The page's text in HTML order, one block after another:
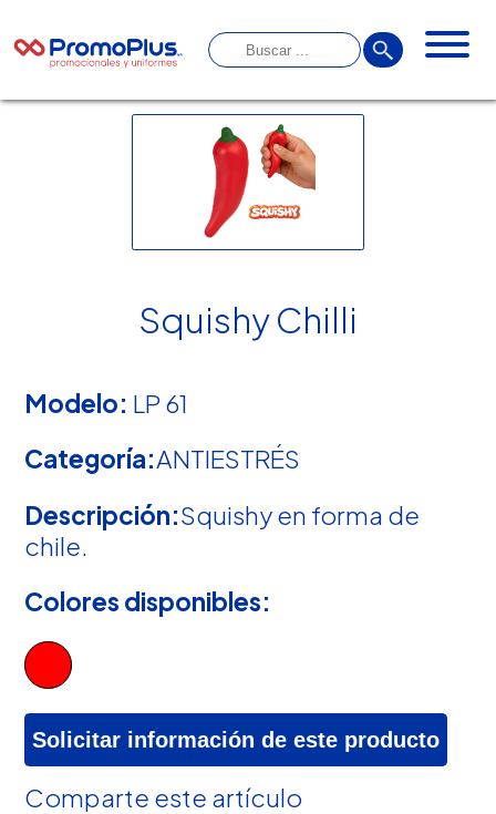
Squishy Chilli
Modelo: LP 61
Categoría:ANTIESTRÉS
Descripción:Squishy en forma de
chile.
Colores disponibles:
Solicitar información de este producto
Comparte este artículo